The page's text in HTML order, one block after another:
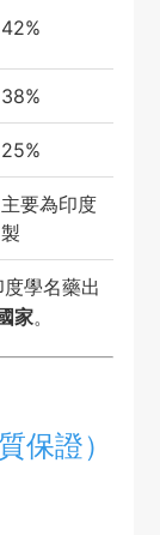
42%
38%
25%
主要為印度
製
學名藥出
家。
保證）